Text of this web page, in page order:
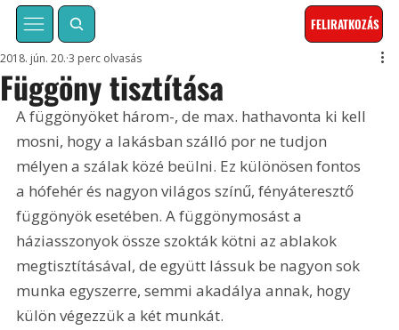
FELIRATKOZÁS
Függöny tisztítása
2018. jún. 20. 3 perc olvasás
A függönyöket három-, de max. hathavonta ki kell
mosni, hogy a lakásban szálló por ne tudjon
mélyen a szálak közé beülni. Ez különösen fontos
a hófehér és nagyon világos színű, fényáteresztő
függönyök esetében. A függönymosást a
háziasszonyok össze szokták kötni az ablakok
megtisztításával, de együtt lássuk be nagyon sok
munka egyszerre, semmi akadálya annak, hogy
külön végezzük a két munkát.